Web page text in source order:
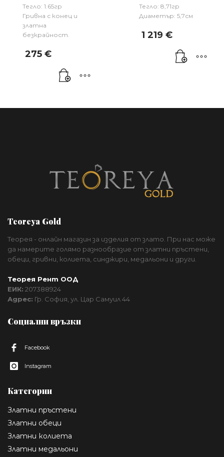
Тегло: 1.65гр
Гривна с конец и
златна
безкрайност.
275 €
Тегло: 8,71гр
Диаметър: 5,7см
1 219 €
Teoreya Gold
Теорея - онлайн магазин за изделия от злато. При нас може
да намерите голямо разнообразие от златни пръстени,
обеци, гривни, колиета, синджири, медальони и други.
Теорея Рент ООД
ЕИК: 207388924
Адрес: Гр. София, ул. Цар Самуил 44
Социални връзки
Facebook
Instagram
Категории
Златни пръстени
Златни обеци
Златни колиета
Златни медальони